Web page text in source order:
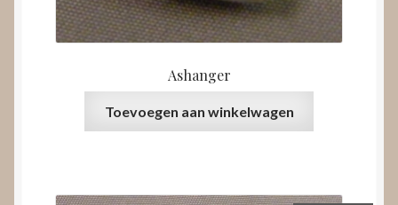
Ashanger
Toevoegen aan winkelwagen